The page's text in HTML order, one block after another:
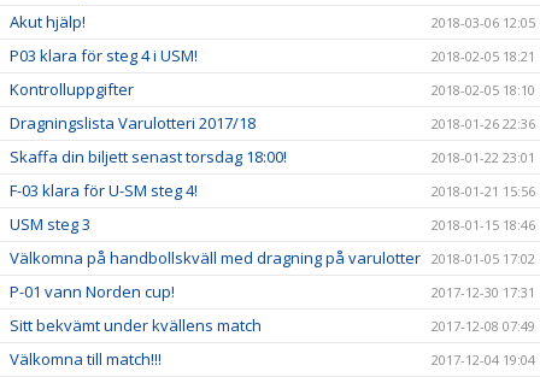
Akut hjälp! 2018-03-06 12:05
P03 klara för steg 4 i USM! 2018-02-05 18:21
Kontrolluppgifter 2018-02-05 18:10
Dragningslista Varulotteri 2017/18 2018-01-26 22:36
Skaffa din biljett senast torsdag 18:00! 2018-01-22 23:01
F-03 klara för U-SM steg 4! 2018-01-21 15:56
USM steg 3 2018-01-15 18:46
Välkomna på handbollskväll med dragning på varulotter 2018-01-05 17:02
P-01 vann Norden cup! 2017-12-30 17:31
Sitt bekvämt under kvällens match 2017-12-08 07:49
Välkomna till match!!! 2017-12-04 19:04